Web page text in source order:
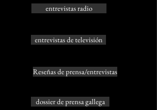
entrevistas radio
entrevistas de televisión
Reseñas de prensa/entrevistas
dossier de prensa gallega